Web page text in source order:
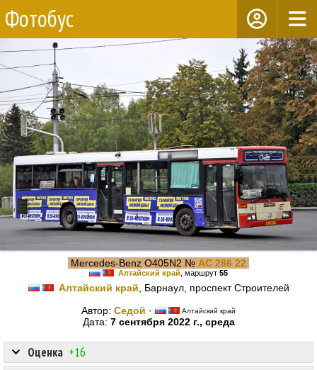
Фотобус
Mercedes-Benz O405N2 № АС 286 22
Алтайский край , маршрут 55
Алтайский край , Барнаул, проспект Строителей
Автор: Cедой · Алтайский край
Дата: 7 сентября 2022 г., среда
Оценка +16